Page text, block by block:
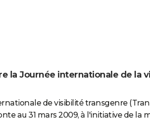
la Journée internationale de la
de visibilité transgenre
au 31 mars 2009, à l'initiative de la